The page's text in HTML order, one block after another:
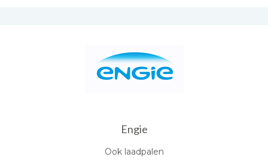
Engie
Ook laadpalen